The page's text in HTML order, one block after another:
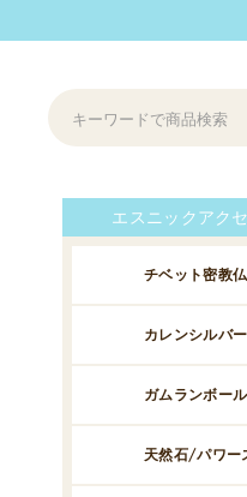
エスニックアク
チベット密教
カレンシルバー
ガムランボール
天然石/パワー